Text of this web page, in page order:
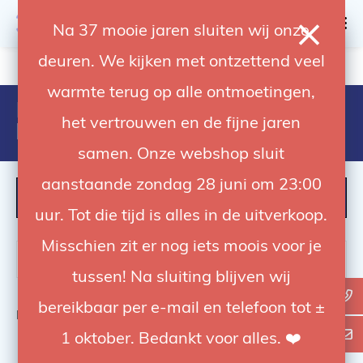
Na 37 mooie jaren sluiten wij onze
deuren. We kijken met ontzettend veel
warmte terug op alle ontmoetingen,
het vertrouwen en de fijne jaren
samen. Onze webshop sluit
aanstaande zondag 28 juni om 23:00
uur. Tot die tijd is alles in de uitverkoop.
Misschien zit er nog iets moois voor je
tussen! Na sluiting blijven wij
bereikbaar per e-mail en telefoon tot ±
1 oktober. Bedankt voor alles. ❤️
4.92 / 5 op trusted shops
Producten getagd met
broncolor transmitter canon
Bekijk0 van de 0 producten